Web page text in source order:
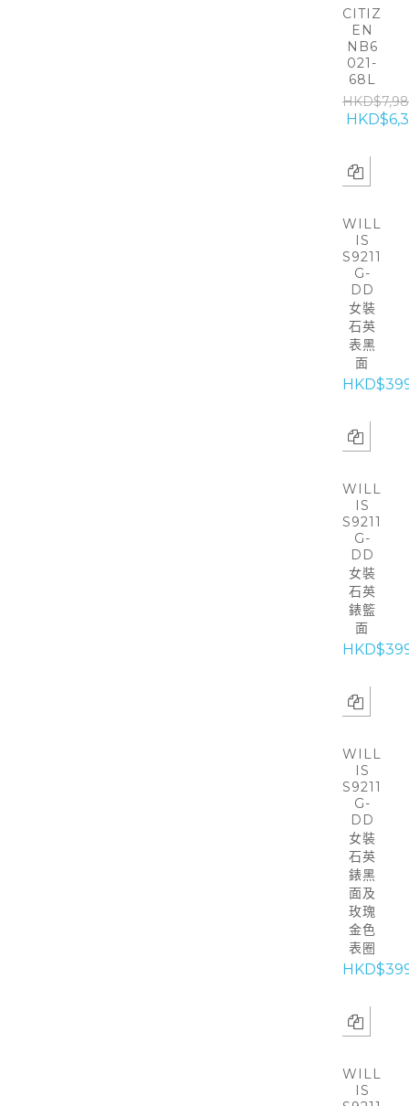
CITIZ
EN
NB6
021-
68L
WILL
IS
S9211
G-
DD
女裝
石英
表黑
面
WILL
IS
S9211
G-
DD
女裝
石英
錶籃
面
WILL
IS
S9211
G-
DD
女裝
石英
錶黑
面及
玫瑰
金色
表圈
WILL
IS